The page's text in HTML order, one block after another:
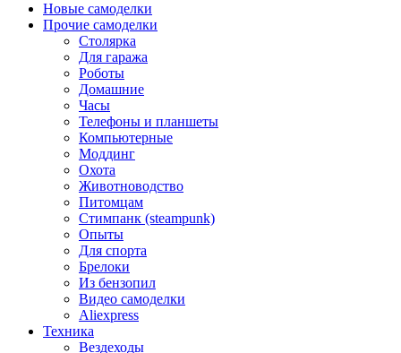
Новые самоделки
Прочие самоделки
Столярка
Для гаража
Роботы
Домашние
Часы
Телефоны и планшеты
Компьютерные
Моддинг
Охота
Животноводство
Питомцам
Стимпанк (steampunk)
Опыты
Для спорта
Брелоки
Из бензопил
Видео самоделки
Aliexpress
Техника
Вездеходы